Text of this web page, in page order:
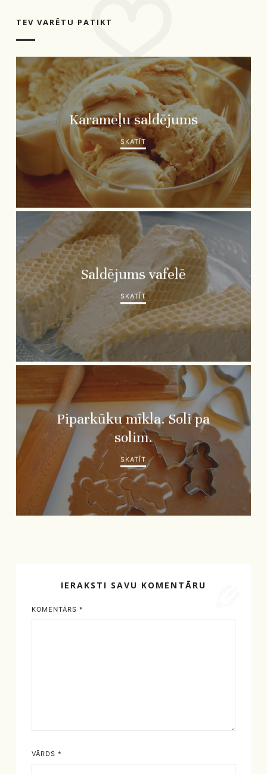
TEV VARĒTU PATIKT
Karameļu saldējums
SKATĪT
Saldējums vafelē
SKATĪT
Piparkūku mīkla. Soli pa
solim.
SKATĪT
IERAKSTI SAVU KOMENTĀRU
KOMENTĀRS *
VĀRDS *